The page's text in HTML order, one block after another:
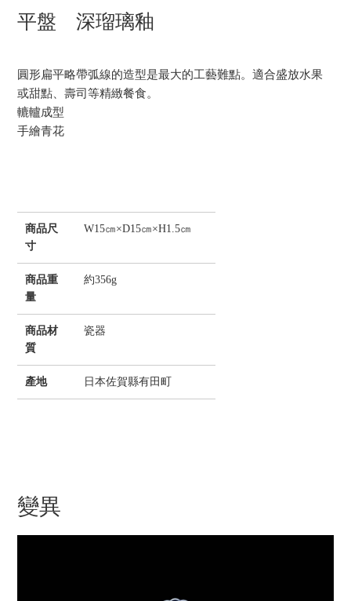
平盤 深瑠璃釉
圓形扁平略帶弧線的造型是最大的工藝難點。適合盛放水果
或甜點、壽司等精緻餐食。
轆轤成型
手繪青花
商品尺
寸
W15㎝×D15㎝×H1.5㎝
商品重
量
約356g
商品材
質
瓷器
產地 日本佐賀縣有田町
變異